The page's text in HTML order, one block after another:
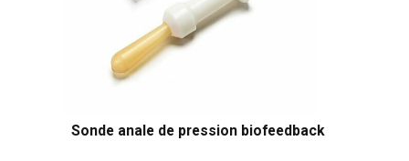
Sonde anale de pression biofeedback